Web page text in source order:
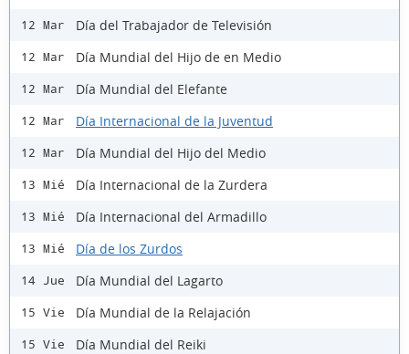
12 Mar Día del Trabajador de Televisión
12 Mar Día Mundial del Hijo de en Medio
12 Mar Día Mundial del Elefante
12 Mar Día Internacional de la Juventud
12 Mar Día Mundial del Hijo del Medio
13 Mié Día Internacional de la Zurdera
13 Mié Día Internacional del Armadillo
13 Mié Día de los Zurdos
14 Jue Día Mundial del Lagarto
15 Vie Día Mundial de la Relajación
15 Vie Día Mundial del Reiki